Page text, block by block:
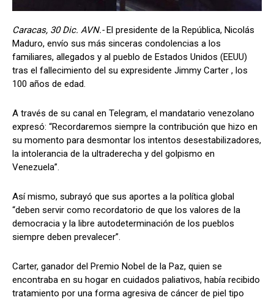
Caracas, 30 Dic. AVN.-El presidente de la República, Nicolás
Maduro, envío sus más sinceras condolencias a los
familiares, allegados y al pueblo de Estados Unidos (EEUU)
tras el fallecimiento del su expresidente Jimmy Carter , los
100 años de edad.
A través de su canal en Telegram, el mandatario venezolano
expresó: “Recordaremos siempre la contribución que hizo en
su momento para desmontar los intentos desestabilizadores,
la intolerancia de la ultraderecha y del golpismo en
Venezuela”.
Así mismo, subrayó que sus aportes a la política global
“deben servir como recordatorio de que los valores de la
democracia y la libre autodeterminación de los pueblos
siempre deben prevalecer”.
Carter, ganador del Premio Nobel de la Paz, quien se
encontraba en su hogar en cuidados paliativos, había recibido
tratamiento por una forma agresiva de cáncer de piel tipo